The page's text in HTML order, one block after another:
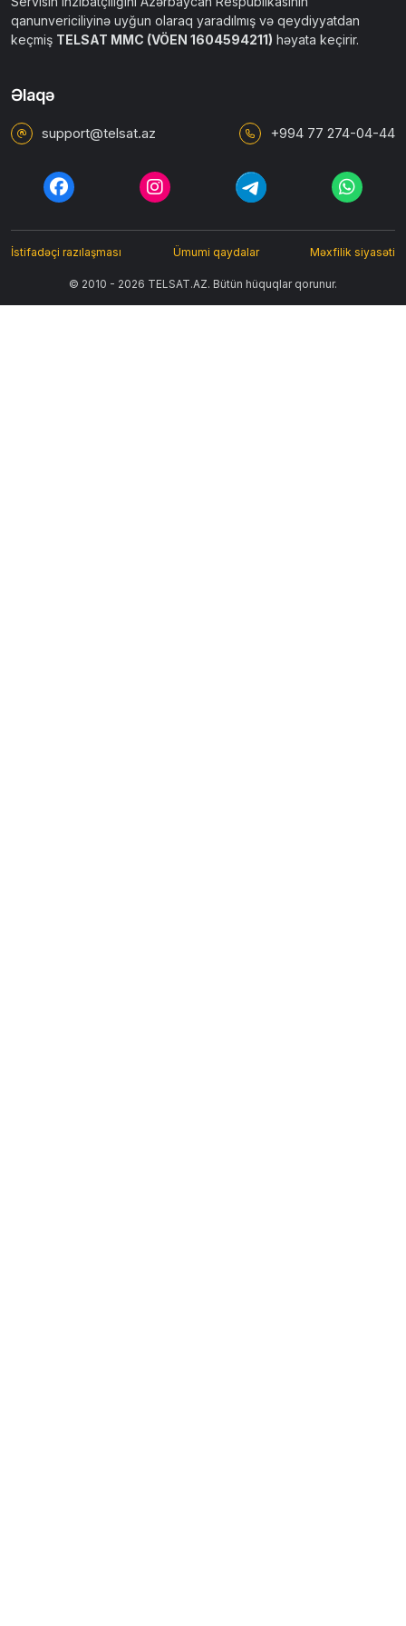
qanunvericiliyinə uyğun olaraq yaradılmış və qeydiyyatdan
keçmiş TELSAT MMC (VÖEN 1604594211) həyata keçirir.
Əlaqə
support@telsat.az +994 77 274-04-44
© 2010 - 2026 TELSAT.AZ. Bütün hüquqlar qorunur.
İstifadəçi razılaşması Ümumi qaydalar Məxfilik siyasəti